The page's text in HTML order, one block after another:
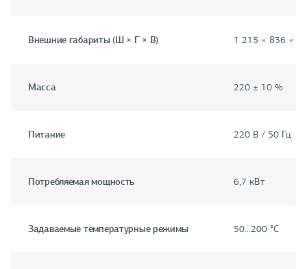
Внешние габариты (Ш × Г × В) 1 215 × 836 × 1
Масса 220 ± 10 %
Питание 220 В / 50 Гц
Потребляемая мощность 6,7 кВт
Задаваемые температурные режимы 50…200 °C